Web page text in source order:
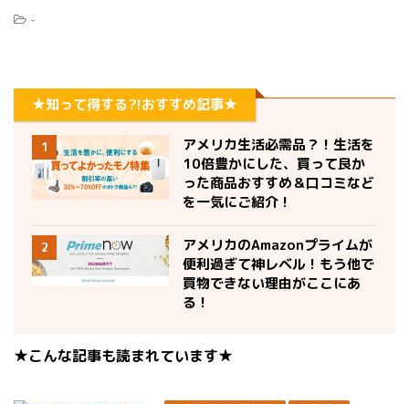
-
★知って得する?!おすすめ記事★
1
アメリカ生活必需品？！生活を
10倍豊かにした、買って良か
った商品おすすめ＆口コミなど
を一気にご紹介！
2
アメリカのAmazonプライムが
便利過ぎて神レベル！もう他で
買物できない理由がここにあ
る！
★こんな記事も読まれています★